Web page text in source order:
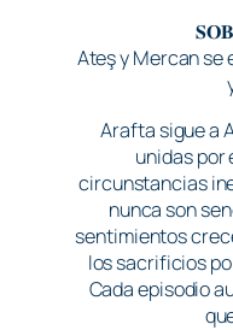
Ateş y Mercan
Arafta sigue a
unidas por
circunstancias
nunca son
sentimientos
los sacrificios
Cada episodio